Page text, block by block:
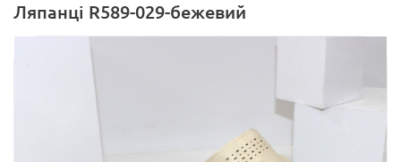
Ляпанці R589-029-бежевий